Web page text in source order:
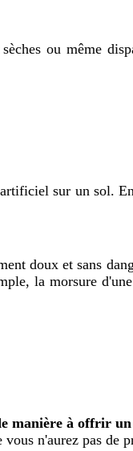
ou même
artificiel sur un sol.
doux et sans
la morsure
manière à offrir
n'aurez pas de